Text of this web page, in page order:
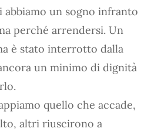
un sogno infranto
perché arrendersi. Un
è stato interrotto dalla
un minimo di dignità
quello che accade,
altri riuscirono a